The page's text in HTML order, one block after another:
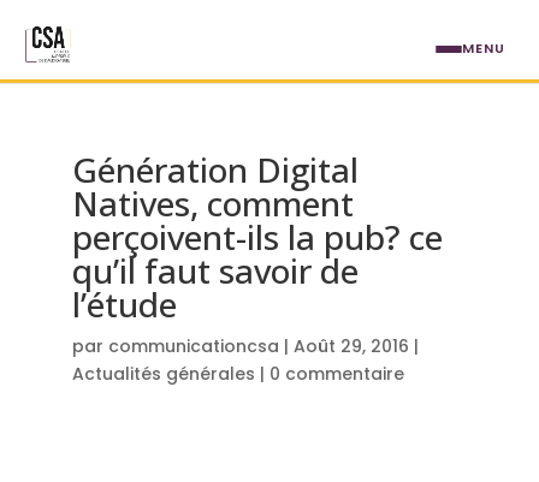
Génération Digital
Natives, comment
perçoivent-ils la pub? ce
qu’il faut savoir de
l’étude
par communicationcsa | Août 29, 2016 |
Actualités générales | 0 commentaire
MENU